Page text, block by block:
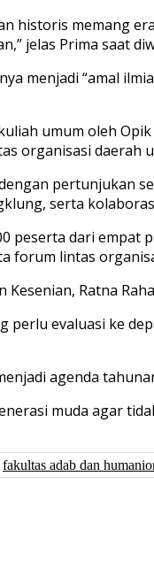
historis memang
jelas Prima saat
menjadi “amal
umum oleh
organisasi daerah
pertunjukan
serta
peserta dari empat
forum lintas
Kesenian, Ratna
perlu evaluasi ke
agenda
muda agar
fakultas adab dan